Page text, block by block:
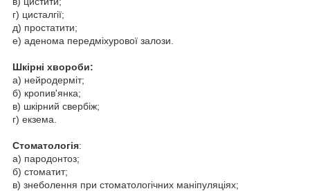
г) цисталгії;
д) простатити;
е) аденома передміхурової залози.
Шкірні хвороби:
а) нейродерміт;
б) кропив'янка;
в) шкірний свербіж;
г) екзема.
Стоматологія:
а) пародонтоз;
б) стоматит;
в) знеболення при стоматологічних маніпуляціях;